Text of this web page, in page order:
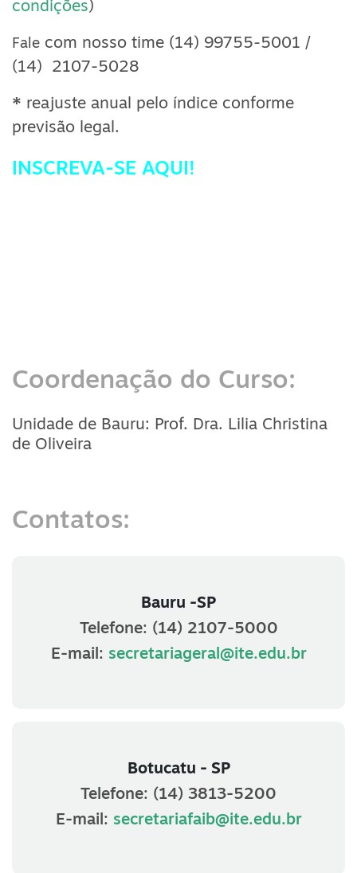
condições)
Fale com nosso time (14) 99755-5001 /
(14) 2107-5028
* reajuste anual pelo índice conforme
previsão legal.
INSCREVA-SE AQUI!
Coordenação do Curso:
Unidade de Bauru: Prof. Dra. Lilia Christina
de Oliveira
Contatos:
Bauru -SP
Telefone: (14) 2107-5000
E-mail: secretariageral@ite.edu.br
Botucatu - SP
Telefone: (14) 3813-5200
E-mail: secretariafaib@ite.edu.br